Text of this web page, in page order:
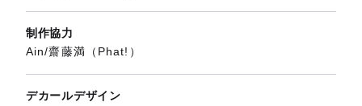
制作協力
Ain/齋藤満（Phat!）
デカールデザイン